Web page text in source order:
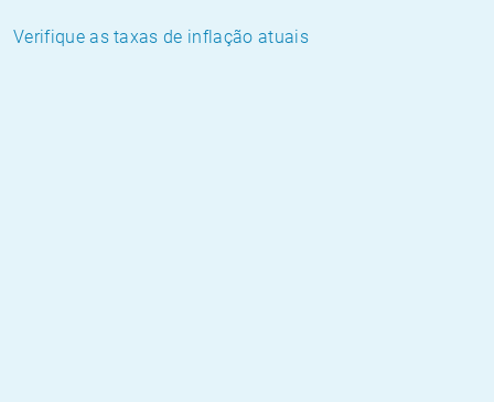
Verifique as taxas de inflação atuais